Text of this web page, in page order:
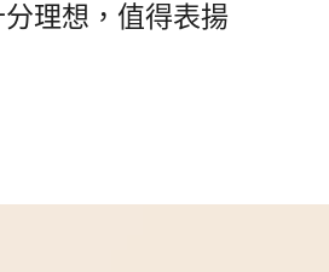
理想，值得表揚